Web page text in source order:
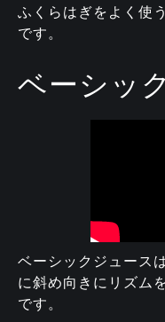
ふくらはぎをよく使
です。
ベーシッ
ベーシックジュース
に斜め向きにリズム
です。